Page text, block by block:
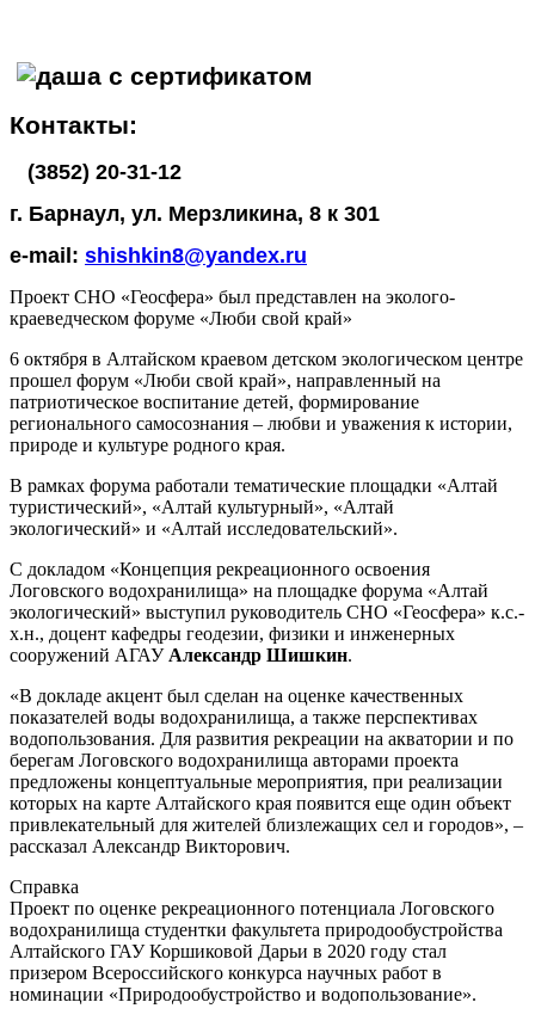
Контакты:
(3852) 20-31-12
г. Барнаул, ул. Мерзликина, 8 к 301
е-mail: shishkin8@yandex.ru
Проект СНО «Геосфера» был представлен на эколого-
краеведческом форуме «Люби свой край»
6 октября в Алтайском краевом детском экологическом центре
прошел форум «Люби свой край», направленный на
патриотическое воспитание детей, формирование
регионального самосознания – любви и уважения к истории,
природе и культуре родного края.
В рамках форума работали тематические площадки «Алтай
туристический», «Алтай культурный», «Алтай
экологический» и «Алтай исследовательский».
С докладом «Концепция рекреационного освоения
Логовского водохранилища» на площадке форума «Алтай
экологический» выступил руководитель СНО «Геосфера» к.с.-
х.н., доцент кафедры геодезии, физики и инженерных
сооружений АГАУАлександр Шишкин.
«В докладе акцент был сделан на оценке качественных
показателей воды водохранилища, а также перспективах
водопользования. Для развития рекреации на акватории и по
берегам Логовского водохранилища авторами проекта
предложены концептуальные мероприятия, при реализации
которых на карте Алтайского края появится еще один объект
привлекательный для жителей близлежащих сел и городов», –
рассказал Александр Викторович.
Справка
Проект по оценке рекреационного потенциала Логовского
водохранилища студентки факультета природообустройства
Алтайского ГАУ Коршиковой Дарьи в 2020 году стал
призером Всероссийского конкурса научных работ в
номинации «Природообустройство и водопользование».